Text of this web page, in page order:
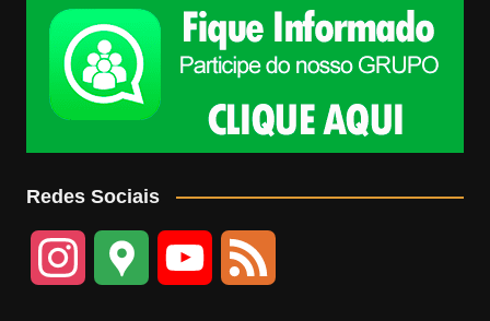
Redes Sociais